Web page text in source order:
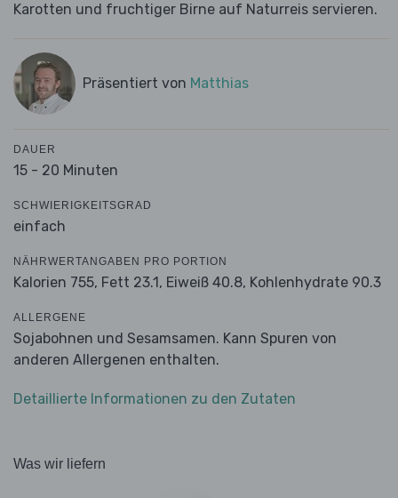
Karotten und fruchtiger Birne auf Naturreis servieren.
Präsentiert von Matthias
DAUER
15 - 20 Minuten
SCHWIERIGKEITSGRAD
einfach
NÄHRWERTANGABEN PRO PORTION
Kalorien 755, Fett 23.1, Eiweiß 40.8, Kohlenhydrate 90.3
ALLERGENE
Sojabohnen und Sesamsamen. Kann Spuren von
anderen Allergenen enthalten.
Detaillierte Informationen zu den Zutaten
Was wir liefern